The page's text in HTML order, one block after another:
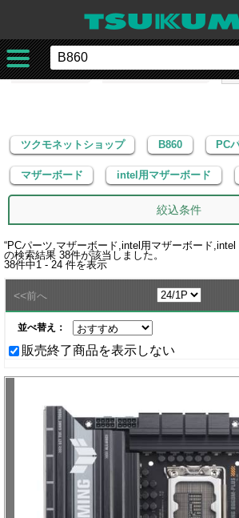
ツクモネットショップ
マザーボード
intel用マザーボード
ツクモネットショップ B860 PC
マザーボード intel用マザーボード
絞込条件
“PCパーツ,マザーボード,intel用マザーボード
の検索結果 38件が該当しました。
38件中1 - 24 件を表示
<<前へ
並べ替え：
販売終了商品を表示しない